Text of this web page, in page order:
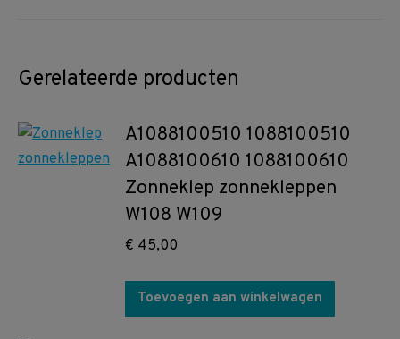
Gerelateerde producten
A1088100510 1088100510
A1088100610 1088100610
Zonneklep zonnekleppen
W108 W109
€ 45,00
Toevoegen aan winkelwagen